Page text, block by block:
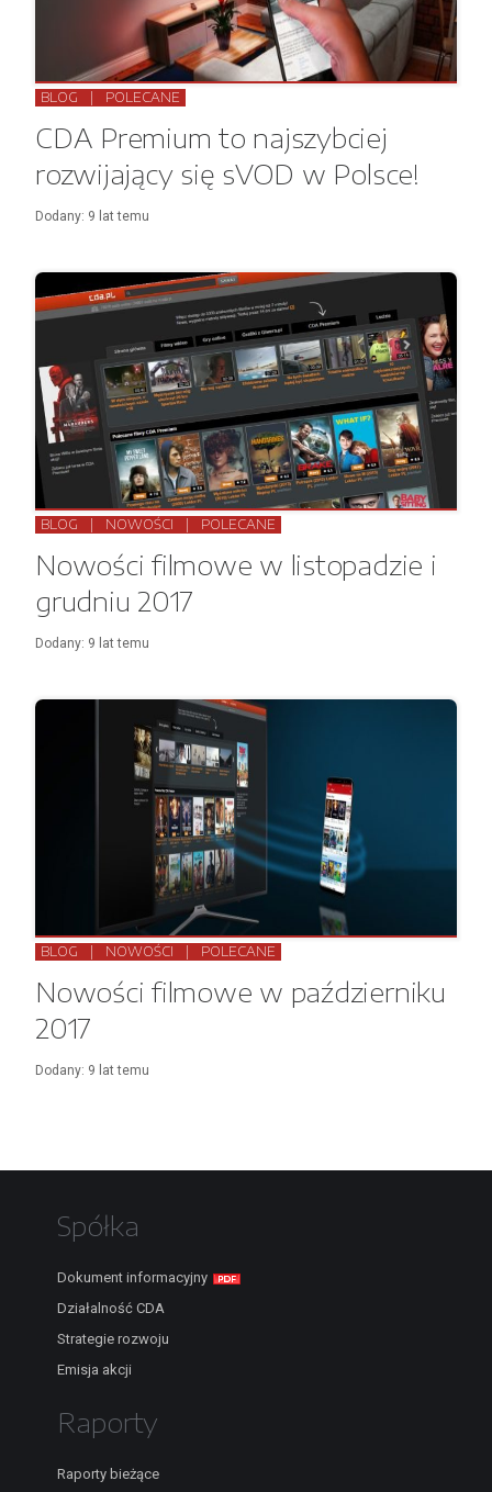
BLOG POLECANE
CDA Premium to najszybciej
rozwijający się sVOD w Polsce!
Dodany: 9 lat temu
BLOG NOWOŚCI POLECANE
Nowości filmowe w listopadzie i
grudniu 2017
Dodany: 9 lat temu
BLOG NOWOŚCI POLECANE
Nowości filmowe w październiku
2017
Dodany: 9 lat temu
Spółka
Dokument informacyjny
Działalność CDA
Strategie rozwoju
Emisja akcji
Raporty
Raporty bieżące